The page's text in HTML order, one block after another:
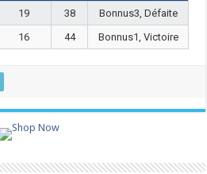
19 38
Bonnus3, Défaite
16 44 Bonnus1, Victoire